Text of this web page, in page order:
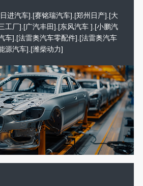
进汽车].[赛铭瑞汽车].[郑州日产].[大
工厂].[广汽丰田].[东风汽车 ].[小鹏汽
车].[法雷奥汽车零配件].[法雷奥汽车
源汽车].[潍柴动力]